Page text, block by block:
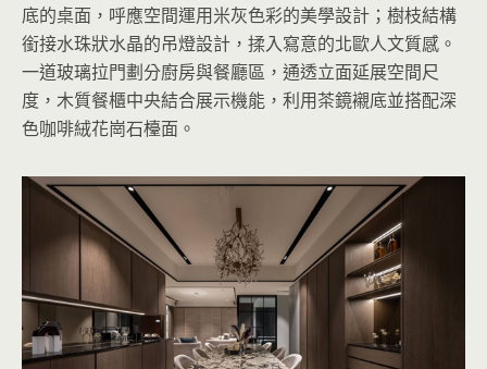
底的桌面，呼應空間運用米灰色彩的美學設計；樹枝結構
銜接水珠狀水晶的吊燈設計，揉入寫意的北歐人文質感。
一道玻璃拉門劃分廚房與餐廳區，通透立面延展空間尺
度，木質餐櫃中央結合展示機能，利用茶鏡襯底並搭配深
色咖啡絨花崗石檯面。